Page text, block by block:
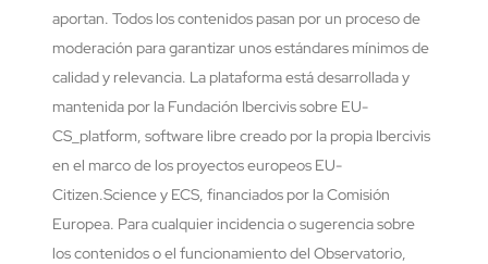
aportan. Todos los contenidos pasan por un proceso de
moderación para garantizar unos estándares mínimos de
calidad y relevancia. La plataforma está desarrollada y
mantenida por la Fundación Ibercivis sobre EU-
CS_platform, software libre creado por la propia Ibercivis
en el marco de los proyectos europeos EU-
Citizen.Science y ECS, financiados por la Comisión
Europea. Para cualquier incidencia o sugerencia sobre
los contenidos o el funcionamiento del Observatorio,